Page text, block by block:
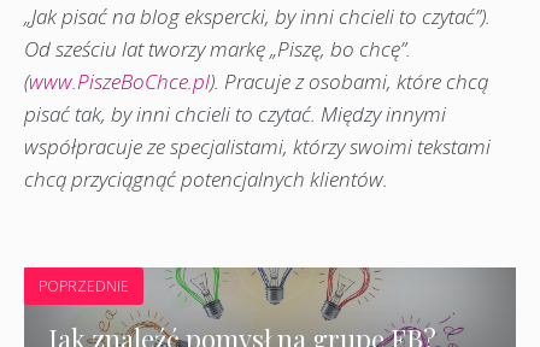
„Jak pisać na blog ekspercki, by inni chcieli to czytać”).
Od sześciu lat tworzy markę „Piszę, bo chcę”.
(www.PiszeBoChce.pl). Pracuje z osobami, które chcą
pisać tak, by inni chcieli to czytać. Między innymi
współpracuje ze specjalistami, którzy swoimi tekstami
chcą przyciągnąć potencjalnych klientów.
POPRZEDNIE
Jak znaleźć pomysł na grupę FB?